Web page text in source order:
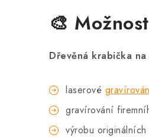
🎨
Dřevěná krabička
laserové
gravírování
výrobu